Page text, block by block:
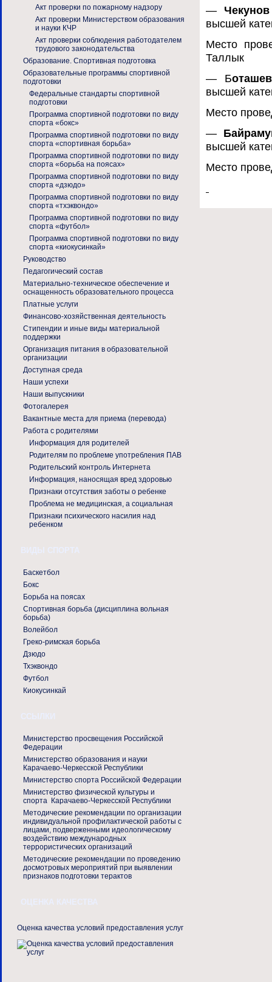
Акт проверки по пожарному надзору
Акт проверки Министерством образования
и науки КЧР
Акт проверки соблюдения работодателем
трудового законодательства
Образование. Спортивная подготовка
Образовательные программы спортивной
подготовки
Федеральные стандарты спортивной
подготовки
Программа спортивной подготовки по виду
спорта «бокс»
Программа спортивной подготовки по виду
спорта «спортивная борьба»
Программа спортивной подготовки по виду
спорта «борьба на поясах»
Программа спортивной подготовки по виду
спорта «дзюдо»
Программа спортивной подготовки по виду
спорта «тхэквондо»
Программа спортивной подготовки по виду
спорта «футбол»
Программа спортивной подготовки по виду
спорта «киокусинкай»
Руководство
Педагогический состав
Материально-техническое обеспечение и
оснащенность образовательного процесса
Платные услуги
Финансово-хозяйственная деятельность
Стипендии и иные виды материальной
поддержки
Организация питания в образовательной
организации
Доступная среда
Наши успехи
Наши выпускники
Фотогалерея
Вакантные места для приема (перевода)
Работа с родителями
Информация для родителей
Родителям по проблеме употребления ПАВ
Родительский контроль Интернета
Информация, наносящая вред здоровью
Признаки отсутствия заботы о ребенке
Проблема не медицинская, а социальная
Признаки психического насилия над
ребенком
ВИДЫ СПОРТА
Баскетбол
Бокс
Борьба на поясах
Спортивная борьба (дисциплина вольная
борьба)
Волейбол
Греко-римская борьба
Дзюдо
Тхэквондо
Футбол
Киокусинкай
ССЫЛКИ
Министерство просвещения Российской
Федерации
Министерство образования и науки
Карачаево-Черкесской Республики
Министерство спорта Российской Федерации
Министерство физической культуры и
спорта Карачаево-Черкесской Республики
Методические рекомендации по организации
индивидуальной профилактической работы с
лицами, подверженными идеологическому
воздействию международных
террористических организаций
Методические рекомендации по проведению
досмотровых мероприятий при выявлении
признаков подготовки терактов
ОЦЕНКА КАЧЕСТВА
Оценка качества условий предоставления услуг
—
высшей
Место
Таллык
— Б
высшей
Место
—
высшей
Место